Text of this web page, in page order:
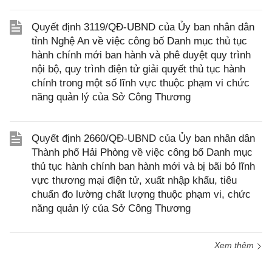
Quyết định 3119/QĐ-UBND của Ủy ban nhân dân
tỉnh Nghệ An về việc công bố Danh mục thủ tục
hành chính mới ban hành và phê duyệt quy trình
nội bộ, quy trình điện tử giải quyết thủ tục hành
chính trong một số lĩnh vực thuộc phạm vi chức
năng quản lý của Sở Công Thương
Quyết định 2660/QĐ-UBND của Ủy ban nhân dân
Thành phố Hải Phòng về việc công bố Danh mục
thủ tục hành chính ban hành mới và bị bãi bỏ lĩnh
vực thương mại điện tử, xuất nhập khẩu, tiêu
chuẩn đo lường chất lượng thuộc phạm vi, chức
năng quản lý của Sở Công Thương
Xem thêm